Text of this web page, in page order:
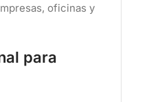
oficinas y
para